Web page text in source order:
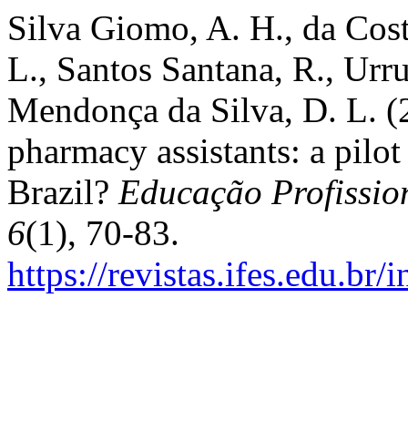
Silva Giomo, A. H., da
L., Santos Santana, R.,
Mendonça da Silva, D. L.
pharmacy assistants: a
Brazil? Educação
6(1), 70-83.
https://